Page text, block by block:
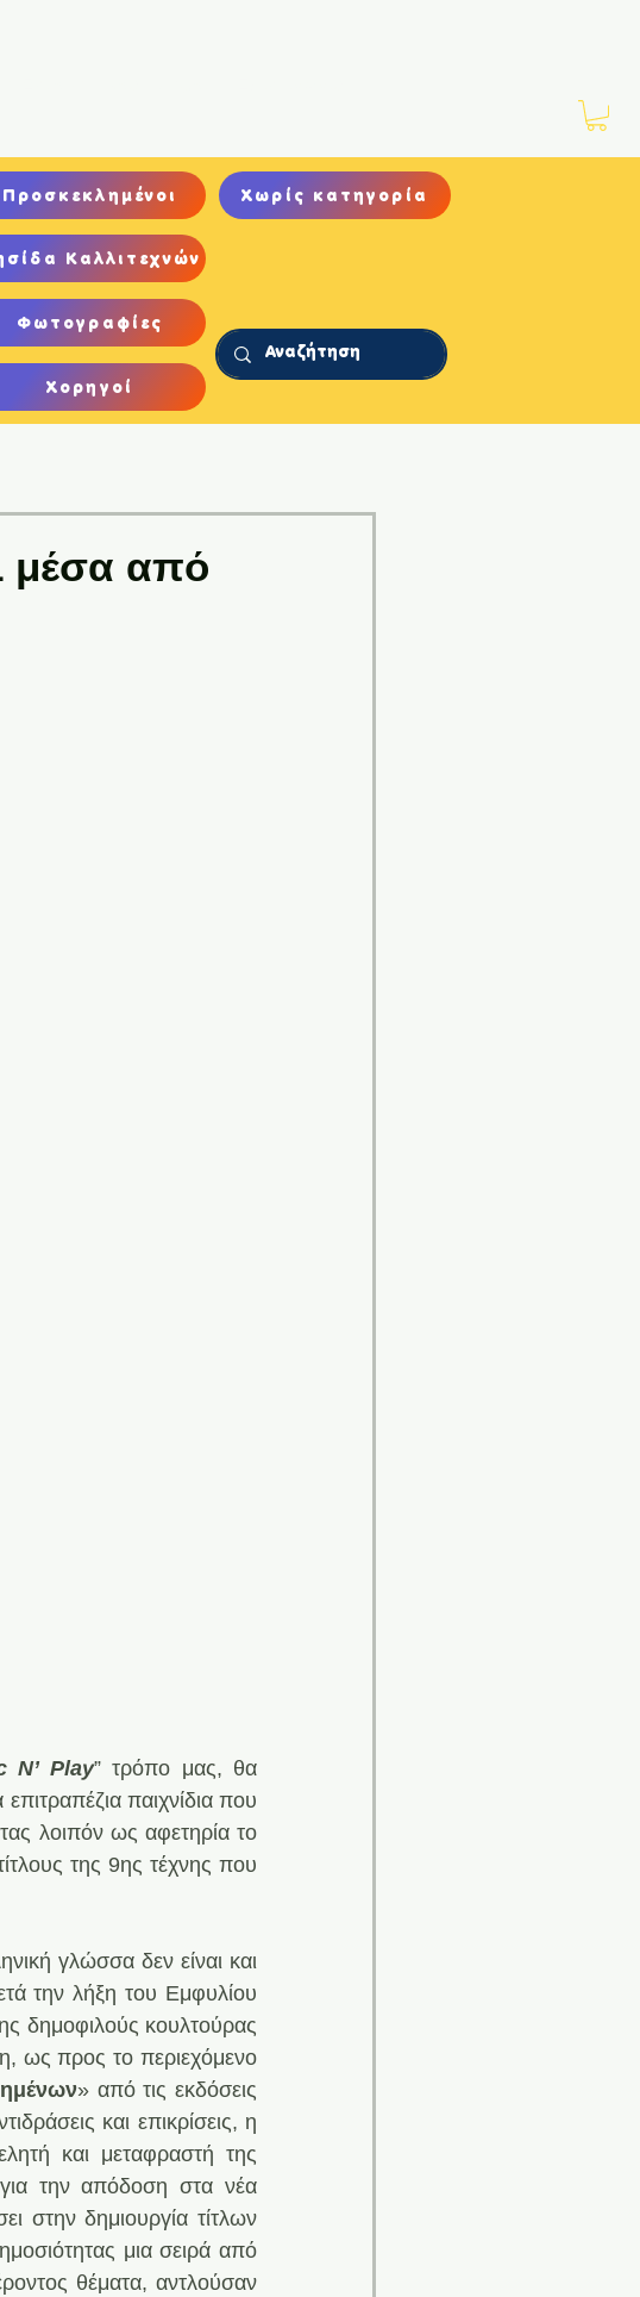
Προσκεκλημένοι Χωρίς κατηγορία
Καλλιτεχνών
Φωτογραφίες
Χορηγοί
μέσα από
N’ Play” τρόπο μας, θα
παιχνίδια που
λοιπόν ως αφετηρία το
της 9ης τέχνης που
γλώσσα δεν είναι και
την λήξη του Εμφυλίου
δημοφιλούς κουλτούρας
ως προς το περιεχόμενο
» από τις εκδόσεις
και επικρίσεις, η
και μεταφραστή της
την απόδοση στα νέα
στην δημιουργία τίτλων
μια σειρά από
θέματα, αντλούσαν